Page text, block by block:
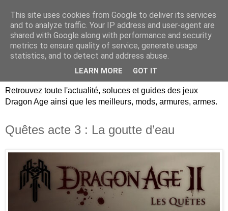
Dragon Age Univers :
Guides, soluces, infos sur
les jeux Dragon Age.
Retrouvez toute l'actualité, soluces et guides des jeux
Dragon Age ainsi que les meilleurs, mods, armures, armes.
Quêtes acte 3 : La goutte d’eau
This site uses cookies from Google to deliver its services
and to analyze traffic. Your IP address and user-agent are
shared with Google along with performance and security
metrics to ensure quality of service, generate usage
statistics, and to detect and address abuse.
LEARN MORE GOT IT